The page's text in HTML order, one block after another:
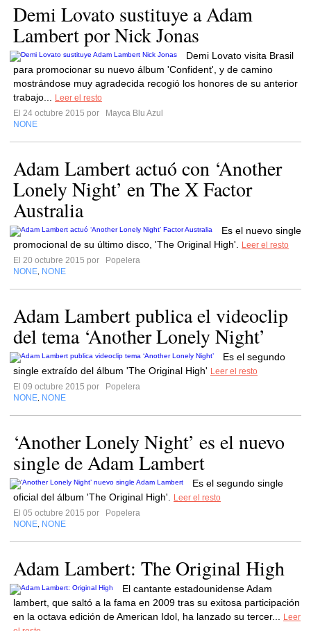
Demi Lovato sustituye a Adam
Lambert por Nick Jonas
Demi Lovato visita Brasil
para promocionar su nuevo álbum 'Confident', y de camino
mostrándose muy agradecida recogió los honores de su anterior
trabajo...
Leer el resto
El 24 octubre 2015 por
Mayca Blu Azul
NONE
Adam Lambert actuó con ‘Another
Lonely Night’ en The X Factor
Australia
Es el nuevo single
promocional de su último disco, 'The Original High'.
Leer el resto
El 20 octubre 2015 por
Popelera
NONE NONE
Adam Lambert publica el videoclip
del tema ‘Another Lonely Night’
Es el segundo
single extraído del álbum 'The Original High' Leer el resto
El 09 octubre 2015 por
Popelera
NONE NONE
‘Another Lonely Night’ es el nuevo
single de Adam Lambert
Es el segundo single
oficial del álbum 'The Original High'.
Leer el resto
El 05 octubre 2015 por
Popelera
NONE NONE
Adam Lambert: The Original High
El cantante estadounidense Adam
lambert, que saltó a la fama en 2009 tras su exitosa participación
en la octava edición de American Idol, ha lanzado su tercer...
Leer